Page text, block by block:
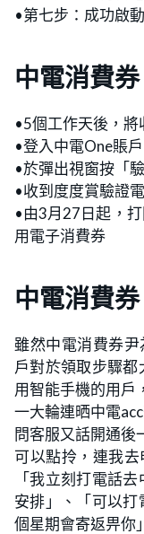
•第七步：成功啟
中電消費
•5個工作天後，
•登入中電One賬
•於彈出視窗按「驗
•收到度度賞驗證
•由3月27日起，
用電子消費券
中電消費
雖然中電消費券
戶對於領取步驟
用智能手機的用戶
一大輪連晒中電
問客服又話開通
可以點拎，連我
「我立刻打電話
安排」、「可以
個星期會寄返畀你